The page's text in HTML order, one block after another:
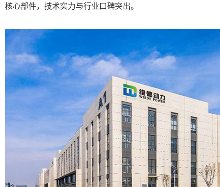
核心部件，技术实力与行业口碑突出。